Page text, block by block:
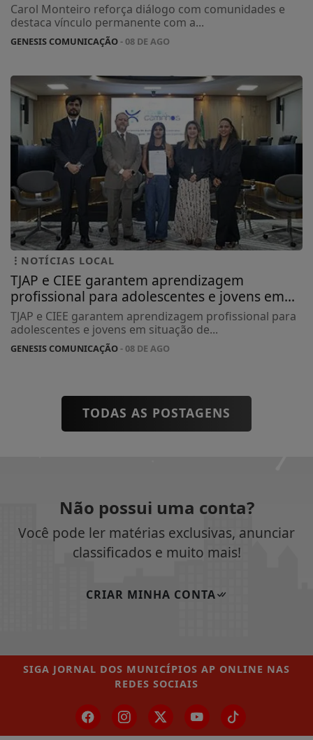
Carol Monteiro reforça diálogo com comunidades e
destaca vínculo permanente com a...
GENESIS COMUNICAÇÃO- 08 DE AGO
NOTÍCIAS LOCAL
TJAP e CIEE garantem aprendizagem
profissional para adolescentes e jovens em...
TJAP e CIEE garantem aprendizagem profissional para
adolescentes e jovens em situação de...
GENESIS COMUNICAÇÃO- 08 DE AGO
TODAS AS POSTAGENS
Não possui uma conta?
Você pode ler matérias exclusivas, anunciar
classificados e muito mais!
CRIAR MINHA CONTA
SIGA JORNAL DOS MUNICÍPIOS AP ONLINE NAS
REDES SOCIAIS